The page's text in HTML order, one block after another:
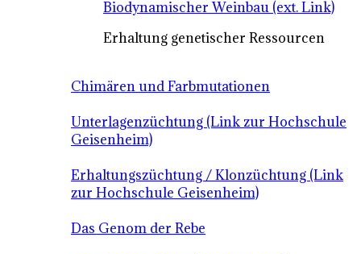
Biodynamischer Weinbau (ext. Link)
Erhaltung genetischer Ressourcen
Chimären und Farbmutationen
Unterlagenzüchtung (Link zur Hochschule
Geisenheim)
Erhaltungszüchtung / Klonzüchtung (Link
zur Hochschule Geisenheim)
Das Genom der Rebe